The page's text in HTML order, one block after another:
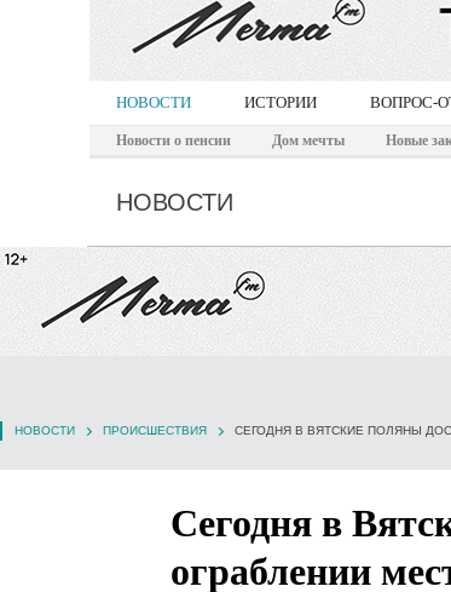
НОВОСТИ ИСТОРИИ ВОПРОС-
Новости о пенсии Дом мечты Новые
НОВОСТИ
НОВОСТИ ПРОИСШЕСТВИЯ СЕГОДНЯ В ВЯТСКИЕ ПОЛЯНЫ
Сегодня в
ограблении